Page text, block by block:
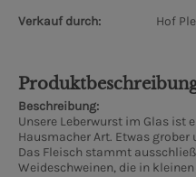
Verkauf durch: Hof
Beschreibung:
Unsere Leberwurst im Glas ist
Hausmacher Art. Etwas
Das Fleisch stammt
Weideschweinen, die in